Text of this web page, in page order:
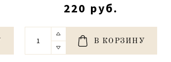
220 руб.
В КОРЗИНУ